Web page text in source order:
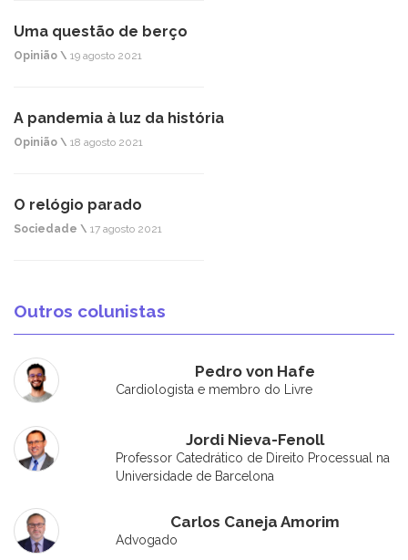
Uma questão de berço
Opinião \ 19 agosto 2021
A pandemia à luz da história
Opinião \ 18 agosto 2021
O relógio parado
Sociedade \ 17 agosto 2021
Outros colunistas
Pedro von Hafe
Cardiologista e membro do Livre
Jordi Nieva-Fenoll
Professor Catedrático de Direito Processual na
Universidade de Barcelona
Carlos Caneja Amorim
Advogado